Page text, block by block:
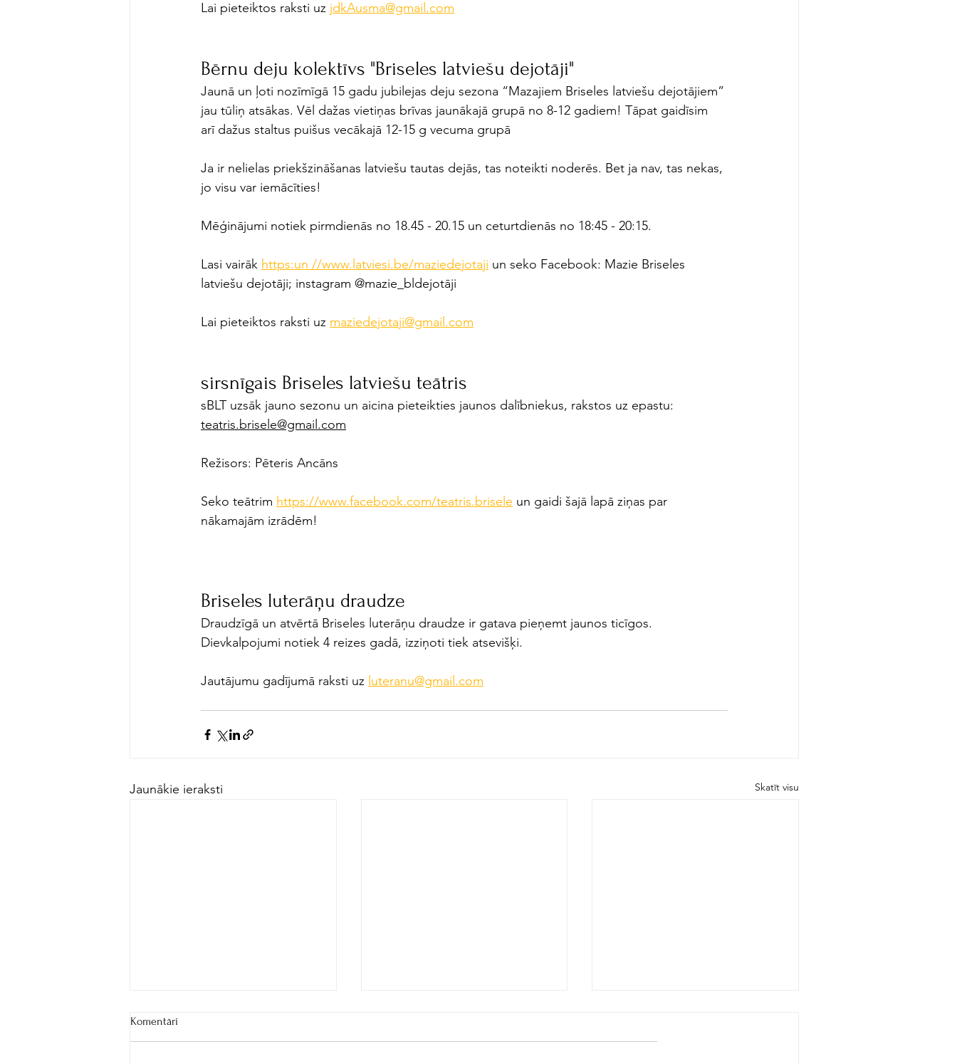
Lai pieteiktos raksti uz jdkAusma@gmail.com
Bērnu deju kolektīvs "Briseles latviešu dejotāji"
Jaunā un ļoti nozīmīgā 15 gadu jubilejas deju sezona “Mazajiem Briseles latviešu dejotājiem”
jau tūliņ atsākas. Vēl dažas vietiņas brīvas jaunākajā grupā no 8-12 gadiem! Tāpat gaidīsim
arī dažus staltus puišus vecākajā 12-15 g vecuma grupā
Ja ir nelielas priekšzināšanas latviešu tautas dejās, tas noteikti noderēs. Bet ja nav, tas nekas,
jo visu var iemācīties!
Mēģinājumi notiek pirmdienās no 18.45 - 20.15 un ceturtdienās no 18:45 - 20:15.
Lasi vairāk https:un //www.latviesi.be/maziedejotaji un seko Facebook: Mazie Briseles
latviešu dejotāji; instagram @mazie_bldejotāji
Lai pieteiktos raksti uz maziedejotaji@gmail.com
sirsnīgais Briseles latviešu teātris
sBLT uzsāk jauno sezonu un aicina pieteikties jaunos dalībniekus, rakstos uz epastu:
teatris.brisele@gmail.com
Režisors: Pēteris Ancāns
Seko teātrim https://www.facebook.com/teatris.brisele un gaidi šajā lapā ziņas par
nākamajām izrādēm!
Briseles luterāņu draudze
Draudzīgā un atvērtā Briseles luterāņu draudze ir gatava pieņemt jaunos ticīgos.
Dievkalpojumi notiek 4 reizes gadā, izziņoti tiek atsevišķi.
Jautājumu gadījumā raksti uz luteranu@gmail.com
Jaunākie ieraksti Skatīt visu
Komentāri